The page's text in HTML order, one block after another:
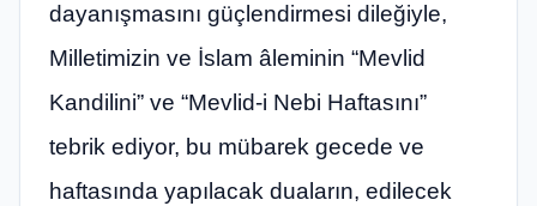
dayanışmasını güçlendirmesi dileğiyle,
Milletimizin ve İslam âleminin “Mevlid
Kandilini” ve “Mevlid-i Nebi Haftasını”
tebrik ediyor, bu mübarek gecede ve
haftasında yapılacak duaların, edilecek